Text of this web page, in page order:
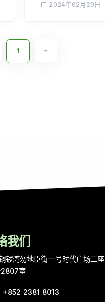
2024年02月29日
1
我们
锣湾勿地臣街一号时代广场二座
室
+852 2381 8013